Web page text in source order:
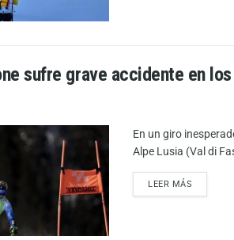
sufre grave accidente en
En un giro
Alpe Lusia (Val di
LEER MÁS